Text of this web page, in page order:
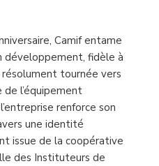
Camif entame
développement, fidèle à
résolument tournée vers
de l’équipement
renforce son
une identité
issue de la coopérative
des Instituteurs de